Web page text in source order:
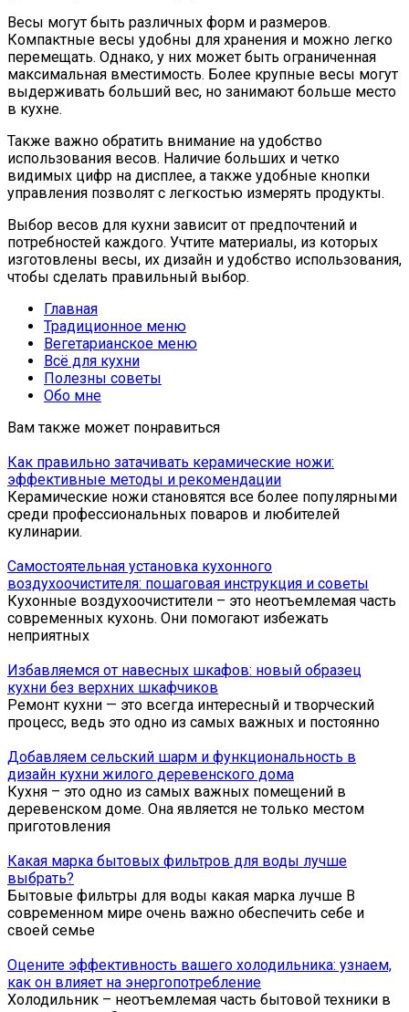
Весы могут быть различных форм и размеров.
Компактные весы удобны для хранения и можно легко
перемещать. Однако, у них может быть ограниченная
максимальная вместимость. Более крупные весы могут
выдерживать больший вес, но занимают больше место
в кухне.
Также важно обратить внимание на удобство
использования весов. Наличие больших и четко
видимых цифр на дисплее, а также удобные кнопки
управления позволят с легкостью измерять продукты.
Выбор весов для кухни зависит от предпочтений и
потребностей каждого. Учтите материалы, из которых
изготовлены весы, их дизайн и удобство использования,
чтобы сделать правильный выбор.
Главная
Традиционное меню
Вегетарианское меню
Всё для кухни
Полезны советы
Обо мне
Вам также может понравиться
Как правильно затачивать керамические ножи:
эффективные методы и рекомендации
Керамические ножи становятся все более популярными
среди профессиональных поваров и любителей
кулинарии.
Самостоятельная установка кухонного
воздухоочистителя: пошаговая инструкция и советы
Кухонные воздухоочистители – это неотъемлемая часть
современных кухонь. Они помогают избежать
неприятных
Избавляемся от навесных шкафов: новый образец
кухни без верхних шкафчиков
Ремонт кухни — это всегда интересный и творческий
процесс, ведь это одно из самых важных и постоянно
Добавляем сельский шарм и функциональность в
дизайн кухни жилого деревенского дома
Кухня – это одно из самых важных помещений в
деревенском доме. Она является не только местом
приготовления
Какая марка бытовых фильтров для воды лучше
выбрать?
Бытовые фильтры для воды какая марка лучше В
современном мире очень важно обеспечить себе и
своей семье
Оцените эффективность вашего холодильника: узнаем,
как он влияет на энергопотребление
Холодильник – неотъемлемая часть бытовой техники в